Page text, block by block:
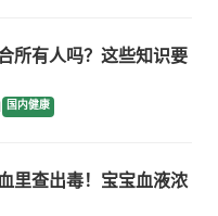
所有人吗？这些知识要
国内健康
里查出毒！宝宝血液浓